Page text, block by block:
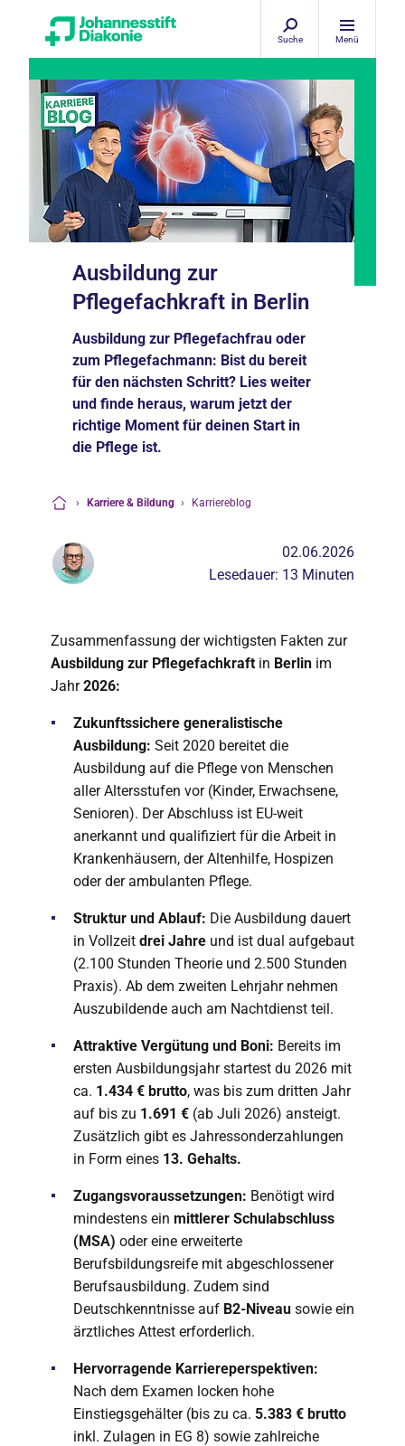
Suche Menü
Ausbildung zur
Pflegefachkraft in Berlin
Ausbildung zur Pflegefachfrau oder
zum Pflegefachmann: Bist du bereit
für den nächsten Schritt? Lies weiter
und finde heraus, warum jetzt der
richtige Moment für deinen Start in
die Pflege ist.
› Karriere & Bildung › Karriereblog
02.06.2026
Lesedauer: 13 Minuten
Zusammenfassung der wichtigsten Fakten zur
Ausbildung zur Pflegefachkraft in Berlin im
Jahr2026:
Zukunftssichere generalistische
Ausbildung: Seit 2020 bereitet die
Ausbildung auf die Pflege von Menschen
aller Altersstufen vor (Kinder, Erwachsene,
Senioren). Der Abschluss ist EU-weit
anerkannt und qualifiziert für die Arbeit in
Krankenhäusern, der Altenhilfe, Hospizen
oder der ambulanten Pflege.
Struktur und Ablauf: Die Ausbildung dauert
in Vollzeit drei Jahre und ist dual aufgebaut
(2.100 Stunden Theorie und 2.500 Stunden
Praxis). Ab dem zweiten Lehrjahr nehmen
Auszubildende auch am Nachtdienst teil.
Attraktive Vergütung und Boni: Bereits im
ersten Ausbildungsjahr startest du 2026 mit
ca. 1.434 € brutto, was bis zum dritten Jahr
auf bis zu 1.691 € (ab Juli 2026) ansteigt.
Zusätzlich gibt es Jahressonderzahlungen
in Form eines 13. Gehalts.
Zugangsvoraussetzungen: Benötigt wird
mindestens ein mittlerer Schulabschluss
(MSA) oder eine erweiterte
Berufsbildungsreife mit abgeschlossener
Berufsausbildung. Zudem sind
Deutschkenntnisse auf B2-Niveau sowie ein
ärztliches Attest erforderlich.
Hervorragende Karriereperspektiven:
Nach dem Examen locken hohe
Einstiegsgehälter (bis zu ca. 5.383 € brutto
inkl. Zulagen in EG 8) sowie zahlreiche